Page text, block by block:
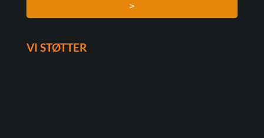
>
VI STØTTER